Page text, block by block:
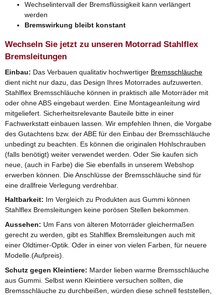
Wechselintervall der Bremsflüssigkeit kann verlängert
werden
Bremswirkung bleibt konstant
Wechseln Sie jetzt zu unseren Motorrad Stahlflex
Bremsleitungen
Einbau: Das Verbauen qualitativ hochwertiger Bremsschläuche
dient nicht nur dazu, das Design Ihres Motorrades aufzuwerten.
Stahlflex Bremsschläuche können in praktisch alle Motorräder mit
oder ohne ABS eingebaut werden. Eine Montageanleitung wird
mitgeliefert. Sicherheitsrelevante Bauteile bitte in einer
Fachwerkstatt einbauen lassen. Wir empfehlen Ihnen, die Vorgabe
des Gutachtens bzw. der ABE für den Einbau der Bremsschläuche
unbedingt zu beachten. Es können die originalen Hohlschrauben
(falls benötigt) weiter verwendet werden. Oder Sie kaufen sich
neue, (auch in Farbe) die Sie ebenfalls in unserem Webshop
erwerben können. Die Anschlüsse der Bremsschläuche sind für
eine drallfreie Verlegung verdrehbar.
Haltbarkeit: Im Vergleich zu Produkten aus Gummi können
Stahlflex Bremsleitungen keine porösen Stellen bekommen.
Aussehen: Um Fans von älteren Motorräder gleichermaßen
gerecht zu werden, gibt es Stahlflex Bremsleitungen auch mit
einer Oldtimer-Optik. Oder in einer von vielen Farben, für neuere
Modelle.(Aufpreis).
Schutz gegen Kleintiere: Marder lieben warme Bremsschläuche
aus Gummi. Selbst wenn Kleintiere versuchen sollten, die
Bremsschläuche zu durchbeißen, würden diese schnell feststellen,